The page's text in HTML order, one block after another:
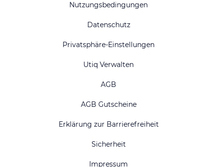
Nutzungsbedingungen
Datenschutz
Privatsphäre-Einstellungen
Utiq Verwalten
AGB
AGB Gutscheine
Erklärung zur Barrierefreiheit
Sicherheit
Impressum